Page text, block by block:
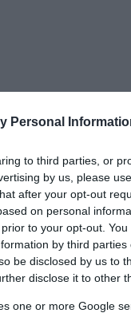
Personal
to third parties, or
by us, please
after your opt-out
on personal
to your opt-out.
by third parties
be disclosed by us to
disclose it to other
one or more Google